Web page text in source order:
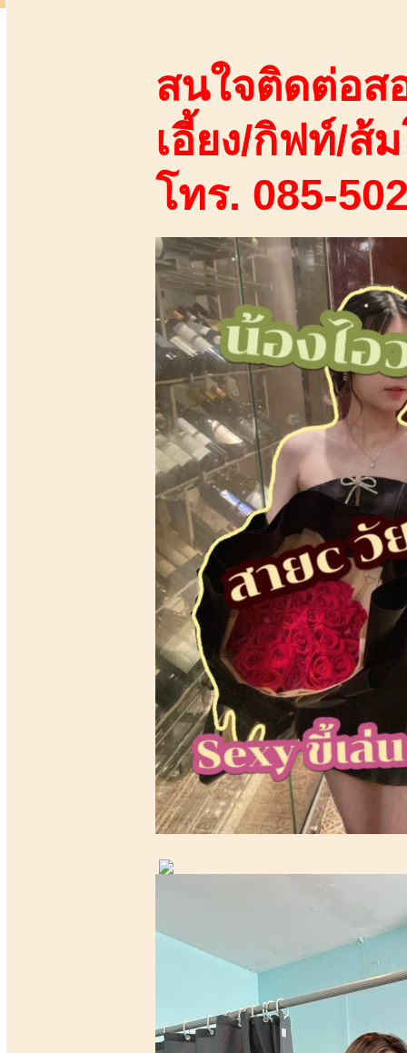
สนใจติดต่อส
เอี้ยง/กิฟท์/ส้
โทร. 085-